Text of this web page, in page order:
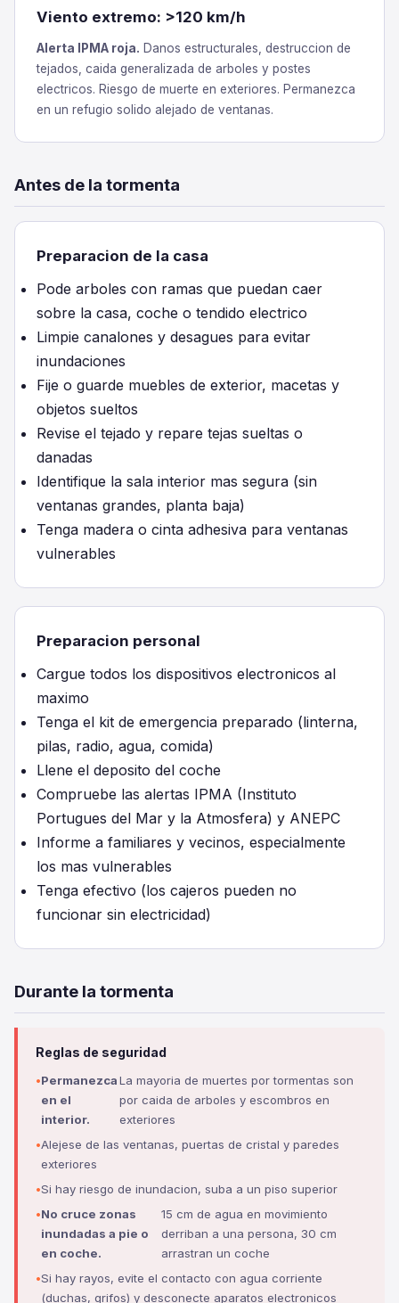
Viento extremo: >120 km/h
Alerta IPMA roja. Danos estructurales, destruccion de
tejados, caida generalizada de arboles y postes
electricos. Riesgo de muerte en exteriores. Permanezca
en un refugio solido alejado de ventanas.
Antes de la tormenta
Preparacion de la casa
Pode arboles con ramas que puedan caer
sobre la casa, coche o tendido electrico
Limpie canalones y desagues para evitar
inundaciones
Fije o guarde muebles de exterior, macetas y
objetos sueltos
Revise el tejado y repare tejas sueltas o
danadas
Identifique la sala interior mas segura (sin
ventanas grandes, planta baja)
Tenga madera o cinta adhesiva para ventanas
vulnerables
Preparacion personal
Cargue todos los dispositivos electronicos al
maximo
Tenga el kit de emergencia preparado (linterna,
pilas, radio, agua, comida)
Llene el deposito del coche
Compruebe las alertas IPMA (Instituto
Portugues del Mar y la Atmosfera) y ANEPC
Informe a familiares y vecinos, especialmente
los mas vulnerables
Tenga efectivo (los cajeros pueden no
funcionar sin electricidad)
Durante la tormenta
Reglas de seguridad
Permanezca
en el
interior.
La mayoria de muertes por tormentas son
por caida de arboles y escombros en
exteriores
Alejese de las ventanas, puertas de cristal y paredes
exteriores
Si hay riesgo de inundacion, suba a un piso superior
No cruce zonas
inundadas a pie o
en coche.
15 cm de agua en movimiento
derriban a una persona, 30 cm
arrastran un coche
Si hay rayos, evite el contacto con agua corriente
(duchas, grifos) y desconecte aparatos electronicos